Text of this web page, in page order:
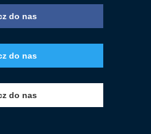
do nas
do nas
do nas